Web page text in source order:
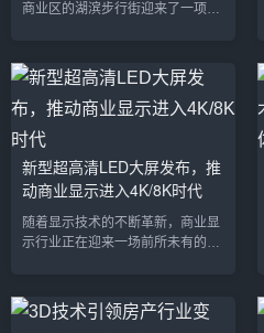
商业区的湖滨步行街迎来了一项令
景观的新亮点。这块由最新技术打
造的大型LED屏幕不仅刷新了城市
的视觉体验，也为当地商业和文化
活动带来了全新的活力。作为杭州
市中心的购物和娱乐地标，湖滨步
行街巨型LED屏幕不仅是数字广告
展示的新平台，更成为了街区夜晚
部分。巨型LED屏幕：从广告...
新型超高清LED大屏发布，推
动商业显示进入4K/8K时代
随着显示技术的不断革新，商业显
示行业正在迎来一场前所未有的变
LED大屏，标志着商业显示技术迈
入4K/8K时代。该技术的发布不仅